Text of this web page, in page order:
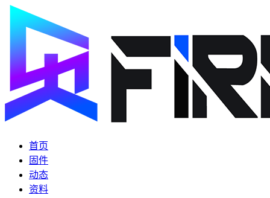
首页
固件
动态
资料